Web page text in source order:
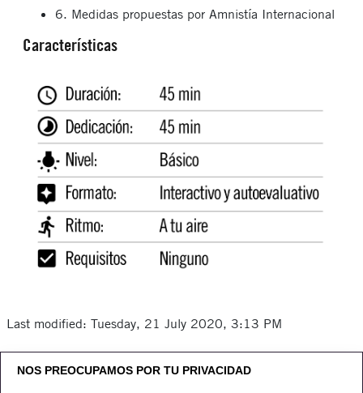
NOS PREOCUPAMOS POR TU PRIVACIDAD
6. Medidas propuestas por Amnistía Internacional
Características
Last modified: Tuesday, 21 July 2020, 3:13 PM